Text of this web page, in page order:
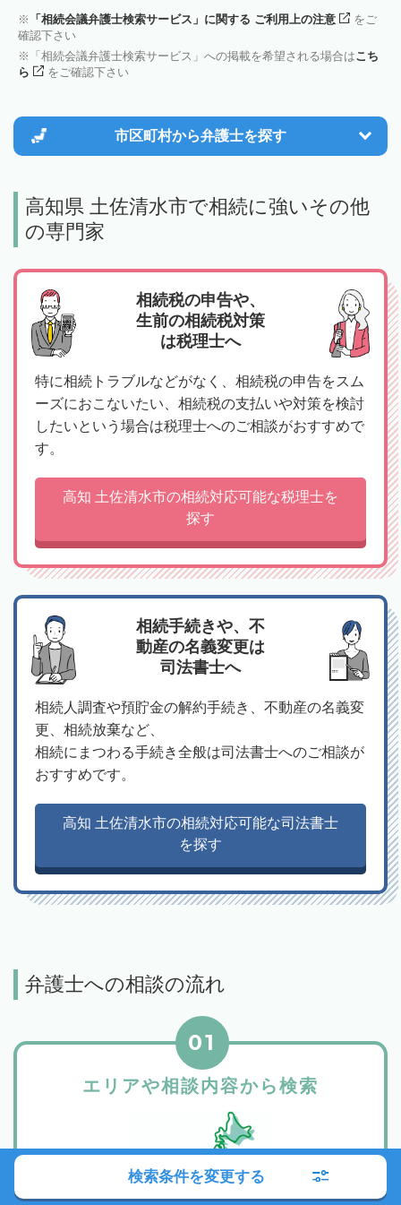
「相続会議弁護士検索サービス」に関する ご利用上の注意
をご
確認下さい
「相続会議弁護士検索サービス」への掲載を希望される場合はこち
ら
をご確認下さい
市区町村から弁護士を探す
高知県 土佐清水市で相続に強いその他
の専門家
相続税の申告や、
生前の相続税対策
は税理士へ
特に相続トラブルなどがなく、相続税の申告をスム
ーズにおこないたい、相続税の支払いや対策を検討
したいという場合は税理士へのご相談がおすすめで
す。
高知 土佐清水市の相続対応可能な税理士を
探す
相続手続きや、不
動産の名義変更は
司法書士へ
相続人調査や預貯金の解約手続き、不動産の名義変
更、相続放棄など、
相続にまつわる手続き全般は司法書士へのご相談が
おすすめです。
高知 土佐清水市の相続対応可能な司法書士
を探す
弁護士への相談の流れ
エリアや相談内容から検索
01
検索条件を変更する